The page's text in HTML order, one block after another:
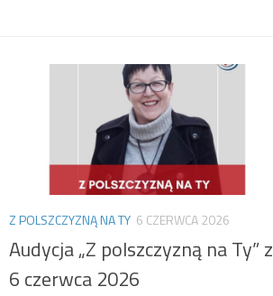
Z POLSZCZYZNĄ NA TY 6 CZERWCA 2026
Audycja „Z polszczyzną na Ty” z
6 czerwca 2026